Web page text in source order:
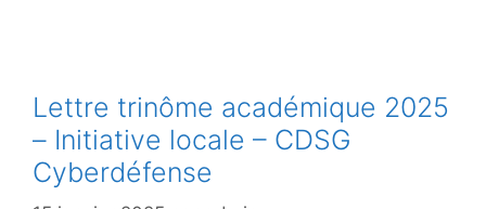
Lettre trinôme académique 2025
– Initiative locale – CDSG
Cyberdéfense